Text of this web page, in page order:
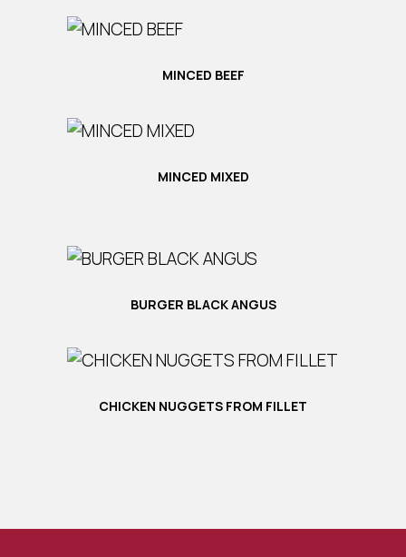
MINCED BEEF
MINCED MIXED
BURGER BLACK ANGUS
CHICKEN NUGGETS FROM FILLET